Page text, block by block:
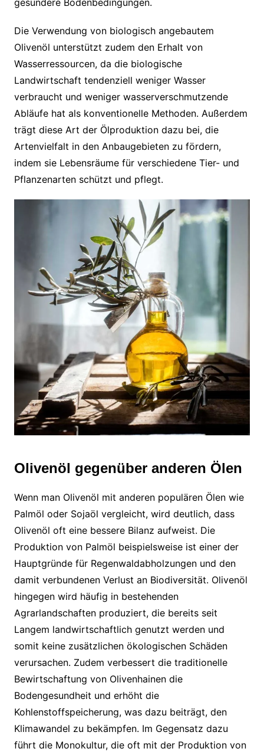
gesündere Bodenbedingungen.
Die Verwendung von biologisch angebautem
Olivenöl unterstützt zudem den Erhalt von
Wasserressourcen, da die biologische
Landwirtschaft tendenziell weniger Wasser
verbraucht und weniger wasserverschmutzende
Abläufe hat als konventionelle Methoden. Außerdem
trägt diese Art der Ölproduktion dazu bei, die
Artenvielfalt in den Anbaugebieten zu fördern,
indem sie Lebensräume für verschiedene Tier- und
Pflanzenarten schützt und pflegt.
Olivenöl gegenüber anderen Ölen
Wenn man Olivenöl mit anderen populären Ölen wie
Palmöl oder Sojaöl vergleicht, wird deutlich, dass
Olivenöl oft eine bessere Bilanz aufweist. Die
Produktion von Palmöl beispielsweise ist einer der
Hauptgründe für Regenwaldabholzungen und den
damit verbundenen Verlust an Biodiversität. Olivenöl
hingegen wird häufig in bestehenden
Agrarlandschaften produziert, die bereits seit
Langem landwirtschaftlich genutzt werden und
somit keine zusätzlichen ökologischen Schäden
verursachen. Zudem verbessert die traditionelle
Bewirtschaftung von Olivenhainen die
Bodengesundheit und erhöht die
Kohlenstoffspeicherung, was dazu beiträgt, den
Klimawandel zu bekämpfen. Im Gegensatz dazu
führt die Monokultur, die oft mit der Produktion von